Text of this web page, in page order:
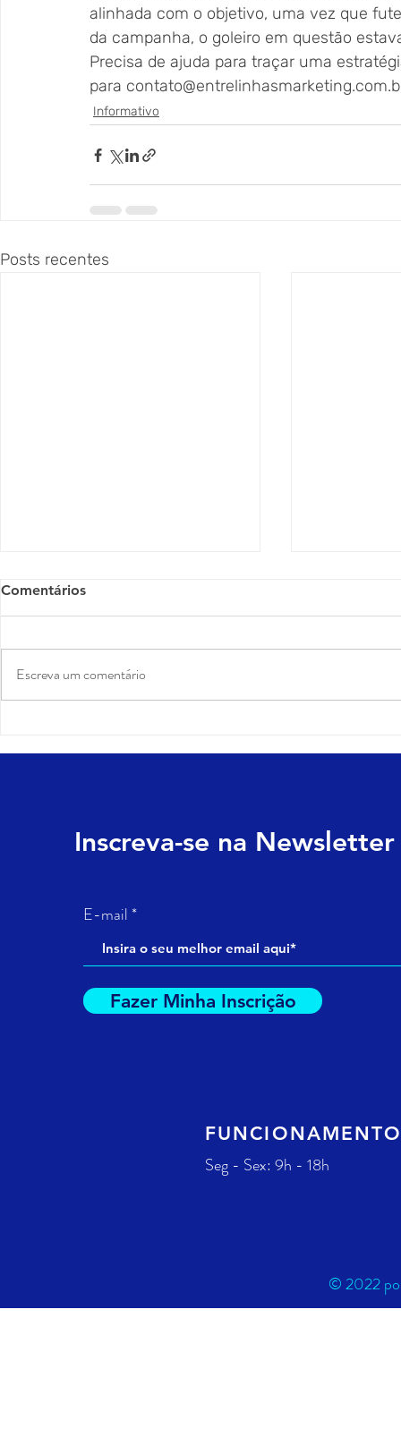
alinhada com o objetivo, uma vez que
da campanha, o goleiro em questão
Precisa de ajuda para traçar uma
para
Informativo
Posts recentes
Experience: qual a
conquistar
Comentários
Escreva um comentário
Inscreva-se na
E-mail
Fazer Minha Inscrição
Seg - Sex: 9h - 18h
© 2022